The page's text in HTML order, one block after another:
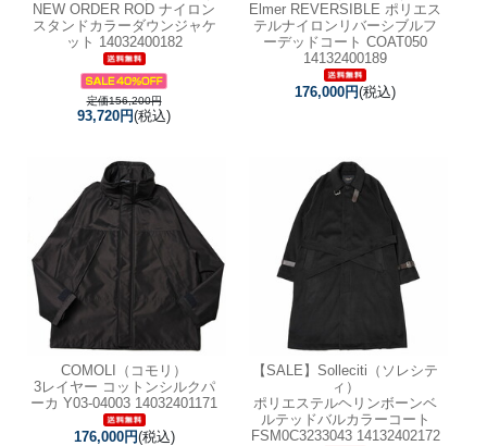
NEW ORDER ROD ナイロン
スタンドカラーダウンジャケ
ット 14032400182
定価156,200円
93,720円(税込)
Elmer REVERSIBLE ポリエス
テルナイロンリバーシブルフ
ーデッドコート COAT050
14132400189
176,000円(税込)
COMOLI（コモリ）
3レイヤー コットンシルクパ
ーカ Y03-04003 14032401171
176,000円(税込)
【SALE】Solleciti（ソレシテ
ィ）
ポリエステルヘリンボーンベ
ルテッドバルカラーコート
FSM0C3233043 14132402172